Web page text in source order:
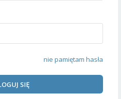
nie pamiętam hasła
SIĘ